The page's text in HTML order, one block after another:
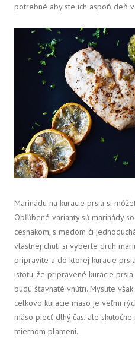
potrebné aby ste ich aspoň deň
Marinádu na kuracie prsia si
Obľúbené varianty sú marinády
cesnakom, s medom či
vlastnej chuti si vyberte druh
pripravíte a do ktorej kuracie
istotu, že pripravené kuracie
budú šťavnaté vnútri. Myslite
celkovo kuracie mäso je veľmi
mäso piecť dlhý čas, ale
miernom plameni.